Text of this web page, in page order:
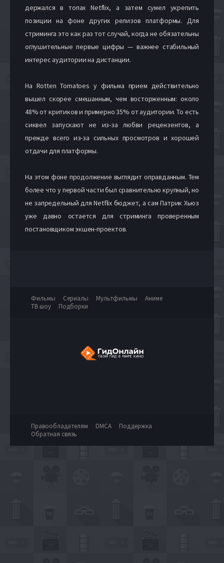
держался в топах Netflix, а затем сумел укрепить
позиции на фоне других релизов платформы. Для
стриминга это как раз тот случай, когда не обязательны
оглушительные первые цифры — важнее стабильный
интерес аудитории на дистанции.
На Rotten Tomatoes у фильма прием действительно
вышел скорее смешанным, чем восторженным: около
48% от критиков и примерно 35% от аудитории. То есть
сиквел запускают не из-за любви рецензентов, а
прежде всего из-за сильных просмотров и хорошей
отдачи для платформы.
На этом фоне продолжение выглядит оправданным. Тем
более что у первой части был сравнительно крупный, но
не запредельный для Netflix бюджет, а сам Патрик Хьюз
уже давно остается для стриминга проверенным
постановщиком экшен-проектов.
Фильмы Сериалы Мультфильмы
Аниме
ТВ шоу
Подборки
Правообладателям DMCA
Поддержка
Обратная связь